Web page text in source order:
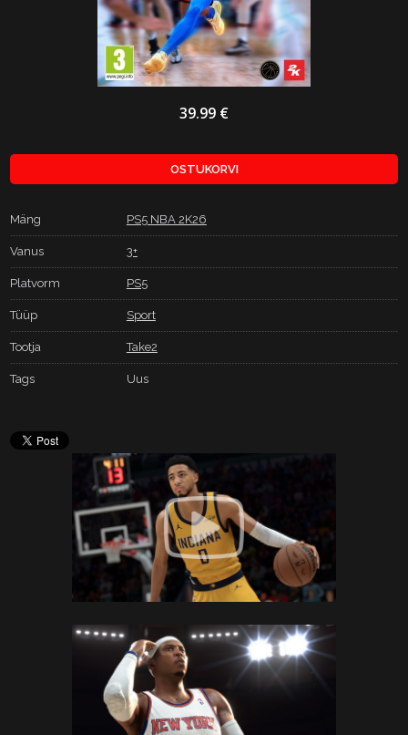
39.99 €
OSTUKORVI
Mäng PS5 NBA 2K26
Vanus 3+
Platvorm PS5
Tüüp Sport
Tootja Take2
Tags Uus